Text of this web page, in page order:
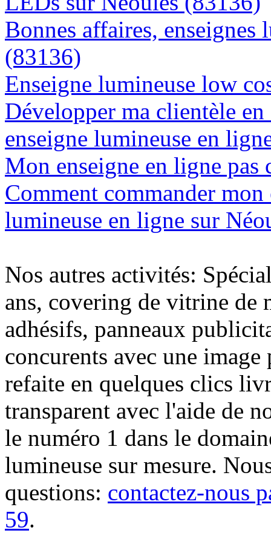
Bonnes affaires, enseignes
(83136)
Enseigne lumineuse low
Développer ma clientèle
enseigne lumineuse en
Mon enseigne en ligne pas
Comment commander
lumineuse en ligne sur
Nos autres activités:
ans, covering de vitrine de
adhésifs, panneaux
concurents avec une
refaite en quelques clics
transparent avec l'aide de
le numéro 1 dans le
lumineuse sur mesure.
questions: contactez-nous
59.